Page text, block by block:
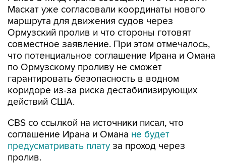
Маскат уже согласовали координаты нового
маршрута для движения судов через
Ормузский пролив и что стороны готовят
совместное заявление. При этом отмечалось,
что потенциальное соглашение Ирана и Омана
по Ормузскому проливу не сможет
гарантировать безопасность в водном
коридоре из-за риска дестабилизирующих
действий США.
CBS со ссылкой на источники писал, что
соглашение Ирана и Омана не будет
предусматривать плату за проход через
пролив.